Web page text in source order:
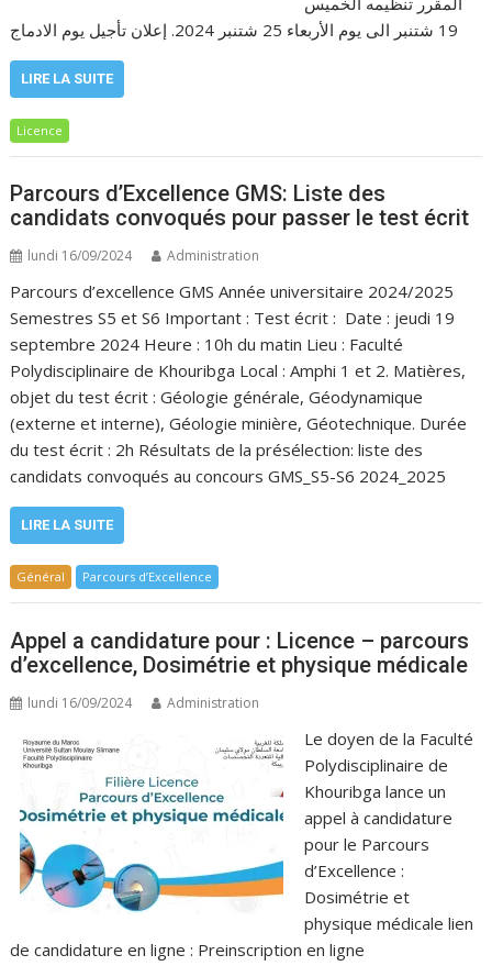
19 شتنبر الى يوم الأربعاء 25 شتنبر 2024. إعلان تأجيل يوم الادماج
LIRE LA SUITE
Licence
Parcours d’Excellence GMS: Liste des
candidats convoqués pour passer le test écrit
lundi 16/09/2024 Administration
Parcours d’excellence GMS Année universitaire 2024/2025
Semestres S5 et S6 Important : Test écrit : Date : jeudi 19
septembre 2024 Heure : 10h du matin Lieu : Faculté
Polydisciplinaire de Khouribga Local : Amphi 1 et 2. Matières,
objet du test écrit : Géologie générale, Géodynamique
(externe et interne), Géologie minière, Géotechnique. Durée
du test écrit : 2h Résultats de la présélection: liste des
candidats convoqués au concours GMS_S5-S6 2024_2025
LIRE LA SUITE
Général Parcours d’Excellence
Appel a candidature pour : Licence – parcours
d’excellence, Dosimétrie et physique médicale
lundi 16/09/2024 Administration
Le doyen de la Faculté
Polydisciplinaire de
Khouribga lance un
appel à candidature
pour le Parcours
d’Excellence :
Dosimétrie et
physique médicale lien
de candidature en ligne : Preinscription en ligne